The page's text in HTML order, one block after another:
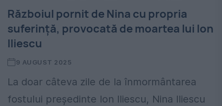
Războiul pornit de Nina cu propria
suferință, provocată de moartea lui Ion
Iliescu
9 AUGUST 2025
La doar câteva zile de la înmormântarea
fostului președinte Ion Iliescu, Nina Iliescu